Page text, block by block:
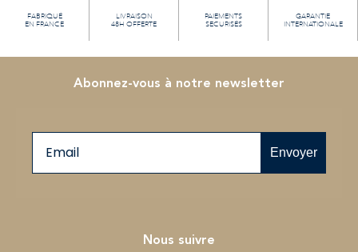
FABRIQUÉ
EN FRANCE
LIVRAISON
48H OFFERTE
PAIEMENTS
SECURISÉS
GARANTIE
INTERNATIONALE
Abonnez-vous à notre newsletter
Envoyer
Nous suivre